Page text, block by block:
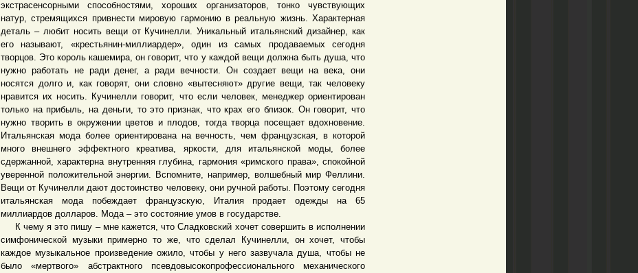
экстрасенсорными способностями, хороших организаторов, тонко чувствующих
натур, стремящихся привнести мировую гармонию в реальную жизнь. Характерная
деталь – любит носить вещи от Кучинелли. Уникальный итальянский дизайнер, как
его называют, «крестьянин-миллиардер», один из самых продаваемых сегодня
творцов. Это король кашемира, он говорит, что у каждой вещи должна быть душа, что
нужно работать не ради денег, а ради вечности. Он создает вещи на века, они
носятся долго и, как говорят, они словно «вытесняют» другие вещи, так человеку
нравится их носить. Кучинелли говорит, что если человек, менеджер ориентирован
только на прибыль, на деньги, то это признак, что крах его близок. Он говорит, что
нужно творить в окружении цветов и плодов, тогда творца посещает вдохновение.
Итальянская мода более ориентирована на вечность, чем французская, в которой
много внешнего эффектного креатива, яркости, для итальянской моды, более
сдержанной, характерна внутренняя глубина, гармония «римского права», спокойной
уверенной положительной энергии. Вспомните, например, волшебный мир Феллини.
Вещи от Кучинелли дают достоинство человеку, они ручной работы. Поэтому сегодня
итальянская мода побеждает французскую, Италия продает одежды на 65
миллиардов долларов. Мода – это состояние умов в государстве.
К чему я это пишу – мне кажется, что Сладковский хочет совершить в исполнении
симфонической музыки примерно то же, что сделал Кучинелли, он хочет, чтобы
каждое музыкальное произведение ожило, чтобы у него зазвучала душа, чтобы не
было «мертвого» абстрактного псевдовысокопрофессионального механического